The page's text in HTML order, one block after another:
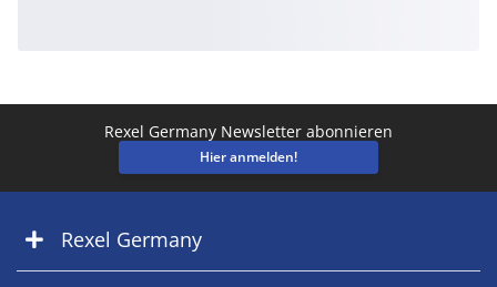
Rexel Germany Newsletter abonnieren
Hier anmelden!
Rexel Germany